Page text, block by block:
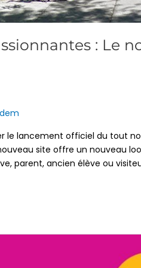
: Le
le lancement officiel du tout
site offre un nouveau
parent, ancien élève ou